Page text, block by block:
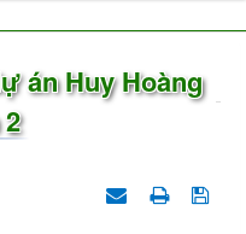
án Huy Hoàng